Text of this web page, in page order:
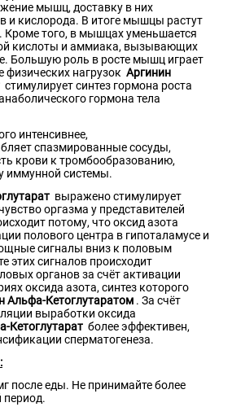
мышц, доставку в них
и кислорода. В итоге мышцы растут
Кроме того, в мышцах уменьшается
кислоты и аммиака, вызывающих
Большую роль в росте мышц играет
физических нагрузок Аргинин
стимулирует синтез гормона роста
гормона тела
интенсивнее,
спазмированные сосуды,
крови к тромбообразованию,
иммунной системы.
выражено стимулирует
оргазма у представителей
потому, что оксид азота
полового центра в гипоталамусе и
сигналы вниз к половым
этих сигналов происходит
органов за счёт активации
оксида азота, синтез которого
Альфа-Кетоглутаратом . За счёт
выработки оксида
Кетоглутарат более эффективен,
сперматогенеза.
после еды. Не принимайте более
период.